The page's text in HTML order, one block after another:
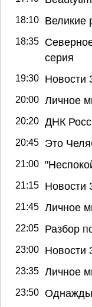
18:10 Великие
18:35
серия
19:30 Новости
20:00 Личное
20:20 ДНК
20:45 Это
21:00
21:15 Новости
21:45 Личное
22:05 Разбор
23:00 Новости
23:35 Личное
23:50 Однажды